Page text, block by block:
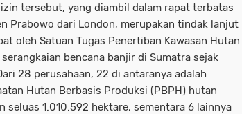
tersebut, yang diambil dalam rapat terbatas
Prabowo dari London, merupakan tindak lanjut
oleh Satuan Tugas Penertiban Kawasan Hutan
bencana banjir di Sumatra sejak
28 perusahaan, 22 di antaranya adalah
Hutan Berbasis Produksi (PBPH) hutan
seluas 1.010.592 hektare, sementara 6 lainnya